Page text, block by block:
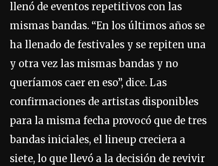
llenó de eventos repetitivos con las
mismas bandas. “En los últimos años se
ha llenado de festivales y se repiten una
y otra vez las mismas bandas y no
queríamos caer en eso”, dice. Las
confirmaciones de artistas disponibles
para la misma fecha provocó que de tres
bandas iniciales, el lineup creciera a
siete, lo que llevó a la decisión de revivir